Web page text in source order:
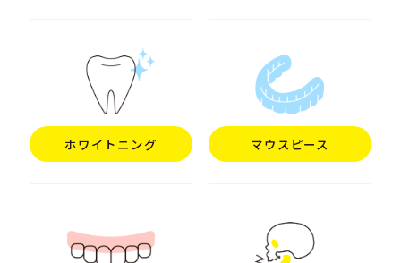
ホワイトニング マウスピース